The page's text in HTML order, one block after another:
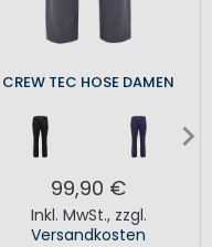
CREW TEC HOSE DAMEN
99,90 €
Inkl. MwSt., zzgl.
Versandkosten